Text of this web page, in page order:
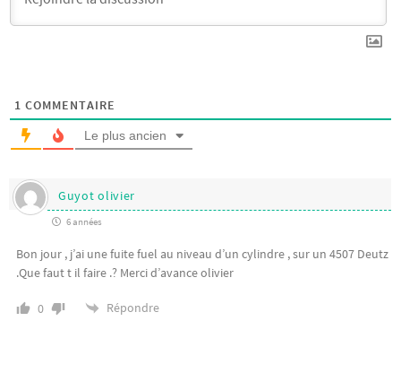
1 COMMENTAIRE
Le plus ancien
Guyot olivier
6 années
Bon jour , j’ai une fuite fuel au niveau d’un cylindre , sur un 4507 Deutz
.Que faut t il faire .? Merci d’avance olivier
0 Répondre